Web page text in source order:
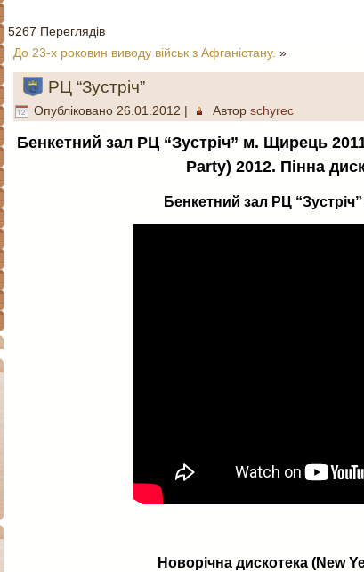
5267 Переглядів
До 23-х роковин виводу військ з Афганістану. »
РЦ “Зустріч”
Опубліковано 26.01.2012 | Автор schyrec
Бенкетний зал РЦ “Зустріч” м. Щирець
Party) 2012. Пінна
Бенкетний зал РЦ
Новорічна дискотека (New